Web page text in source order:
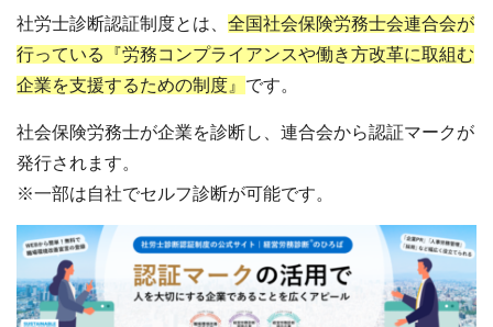
社労士診断認証制度とは、 全国社会保険労務士会連合会が
行っている『労務コンプライアンスや働き方改革に取組む
企業を支援するための制度』 です。
社会保険労務士が企業を診断し、連合会から認証マークが
発行されます。
※一部は自社でセルフ診断が可能です。